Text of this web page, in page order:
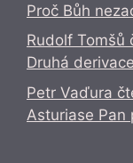
Proč Bůh
Rudolf Tomšů
Druhá
Petr Vaďura
Asturiase Pan